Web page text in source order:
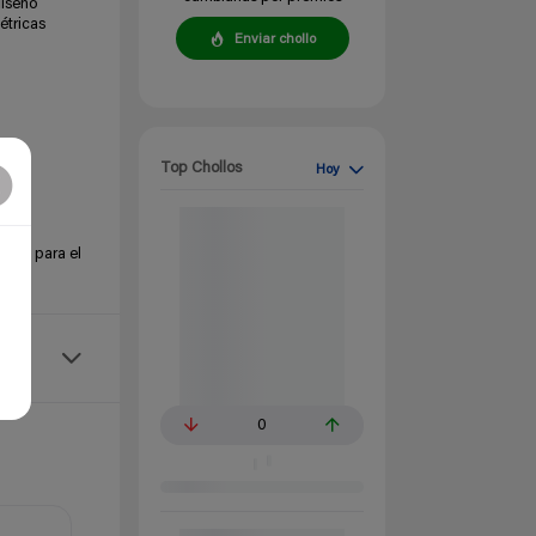
para el
Enviar chollo
Top Chollos Hoy
0